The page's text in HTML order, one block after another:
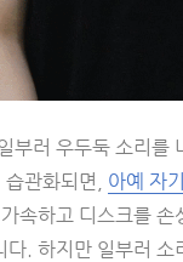
러 우두둑 소리를
관화되면, 아예 자
속하고 디스크를
. 하지만 일부러